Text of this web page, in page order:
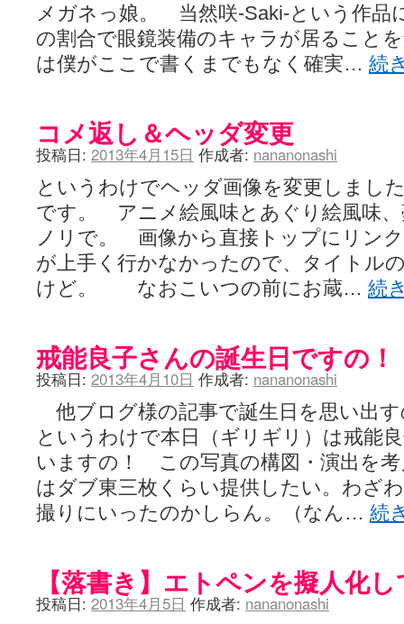
メガネっ娘。 当然咲-Saki-という作品
の割合で眼鏡装備のキャラが居ること
は僕がここで書くまでもなく確実… 続
コメ返し＆ヘッダ変更
投稿日: 2013年4月15日 作成者: nananonashi
というわけでヘッダ画像を変更しまし
です。 アニメ絵風味とあぐり絵風味
ノリで。 画像から直接トップにリン
が上手く行かなかったので、タイトル
けど。 なおこいつの前にお蔵… 続
戒能良子さんの誕生日ですの！
投稿日: 2013年4月10日 作成者: nananonashi
他ブログ様の記事で誕生日を思い出
というわけで本日（ギリギリ）は戒能
いますの！ この写真の構図・演出を
はダブ東三枚くらい提供したい。わざ
撮りにいったのかしらん。（なん… 続
【落書き】エトペンを擬人化
投稿日: 2013年4月5日 作成者: nananonashi